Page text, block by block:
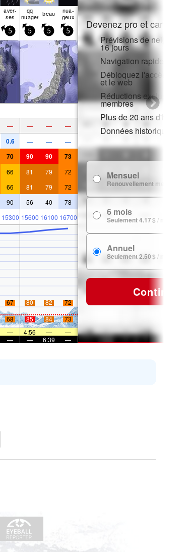
aver­
ses
qq
nuages beau nua­
geux
5 5 5 5
— — — —
0.6 — — —
70 90 90 73
66 81 79 72
66 81 79 72
90 56 40 78
15300 15600 16100 16700
67 80 82
72
68 85 84
73
— 4:56 —
—
— — 6:39 —
Devenez pro et carve en:
Prévisions de neige
16 jours
Navigation rapide sans
Débloquez l'accès
et le web
Réductions exclusives
membres
Plus de 20 ans
Données historiques
Mensuel
Renouvellement mensuel
6 mois
Seulement 4.17 $ / mois
Annuel
Seulement 2.50 $ / mois
Continuer